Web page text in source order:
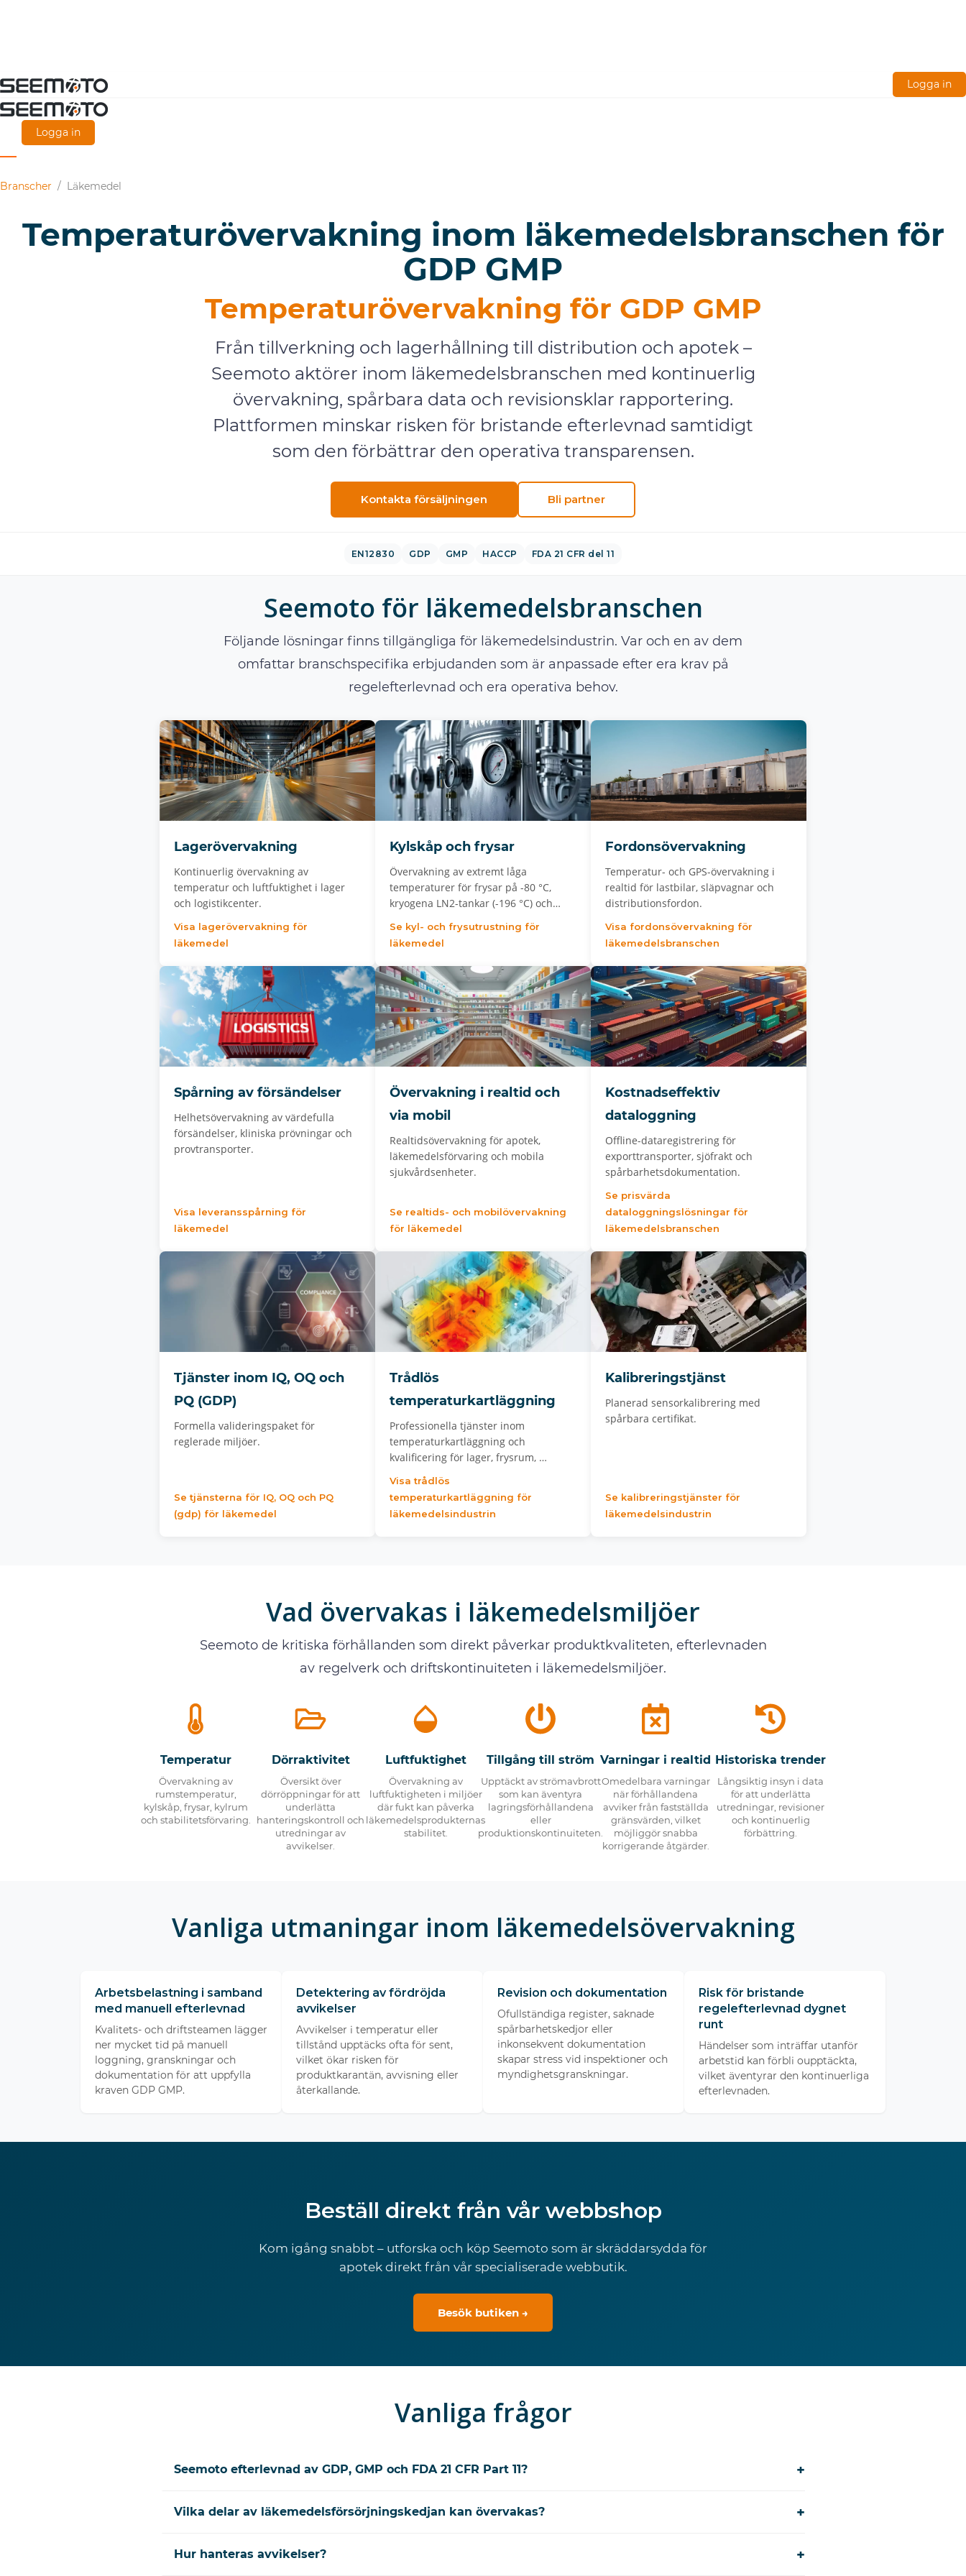
Gå
direkt
huvudinnehållet
Logga in
Logga in
Branscher / Läkemedel
Temperaturövervakning inom läkemedelsbranschen för
GDP GMP
Temperaturövervakning för GDP GMP
Från tillverkning och lagerhållning till distribution och apotek –
Seemoto aktörer inom läkemedelsbranschen med kontinuerlig
övervakning, spårbara data och revisionsklar rapportering.
Plattformen minskar risken för bristande efterlevnad samtidigt
som den förbättrar den operativa transparensen.
Kontakta försäljningen Bli partner
EN12830 GDP GMP HACCP FDA 21 CFR del 11
Seemoto för läkemedelsbranschen
Följande lösningar finns tillgängliga för läkemedelsindustrin. Var och en av dem
omfattar branschspecifika erbjudanden som är anpassade efter era krav på
regelefterlevnad och era operativa behov.
Lagerövervakning
Kontinuerlig övervakning av
temperatur och luftfuktighet i lager
och logistikcenter.
Visa lagerövervakning för
läkemedel
Kylskåp och frysar
Övervakning av extremt låga
temperaturer för frysar på -80 °C,
kryogena LN2-tankar (-196 °C) och…
Se kyl- och frysutrustning för
läkemedel
Fordonsövervakning
Temperatur- och GPS-övervakning i
realtid för lastbilar, släpvagnar och
distributionsfordon.
Visa fordonsövervakning för
läkemedelsbranschen
Spårning av försändelser
Helhetsövervakning av värdefulla
försändelser, kliniska prövningar och
provtransporter.
Visa leveransspårning för
läkemedel
Övervakning i realtid och
via mobil
Realtidsövervakning för apotek,
läkemedelsförvaring och mobila
sjukvårdsenheter.
Se realtids- och mobilövervakning
för läkemedel
Kostnadseffektiv
dataloggning
Offline-dataregistrering för
exporttransporter, sjöfrakt och
spårbarhetsdokumentation.
Se prisvärda
dataloggningslösningar för
läkemedelsbranschen
Tjänster inom IQ, OQ och
PQ (GDP)
Formella valideringspaket för
reglerade miljöer.
Se tjänsterna för IQ, OQ och PQ
(gdp) för läkemedel
Trådlös
temperaturkartläggning
Professionella tjänster inom
temperaturkartläggning och
kvalificering för lager, frysrum, …
Visa trådlös
temperaturkartläggning för
läkemedelsindustrin
Kalibreringstjänst
Planerad sensorkalibrering med
spårbara certifikat.
Se kalibreringstjänster för
läkemedelsindustrin
Vad övervakas i läkemedelsmiljöer
Seemoto de kritiska förhållanden som direkt påverkar produktkvaliteten, efterlevnaden
av regelverk och driftskontinuiteten i läkemedelsmiljöer.
Temperatur
Övervakning av
rumstemperatur,
kylskåp, frysar, kylrum
och stabilitetsförvaring.
Dörraktivitet
Översikt över
dörröppningar för att
underlätta
hanteringskontroll och
utredningar av
avvikelser.
Luftfuktighet
Övervakning av
luftfuktigheten i miljöer
där fukt kan påverka
läkemedelsprodukternas
stabilitet.
Tillgång till ström
Upptäckt av strömavbrott
som kan äventyra
lagringsförhållandena
eller
produktionskontinuiteten.
Varningar i realtid
Omedelbara varningar
när förhållandena
avviker från fastställda
gränsvärden, vilket
möjliggör snabba
korrigerande åtgärder.
Historiska trender
Långsiktig insyn i data
för att underlätta
utredningar, revisioner
och kontinuerlig
förbättring.
Vanliga utmaningar inom läkemedelsövervakning
Arbetsbelastning i samband
med manuell efterlevnad
Kvalitets- och driftsteamen lägger
ner mycket tid på manuell
loggning, granskningar och
dokumentation för att uppfylla
kraven GDP GMP.
Detektering av fördröjda
avvikelser
Avvikelser i temperatur eller
tillstånd upptäcks ofta för sent,
vilket ökar risken för
produktkarantän, avvisning eller
återkallande.
Revision och dokumentation
Ofullständiga register, saknade
spårbarhetskedjor eller
inkonsekvent dokumentation
skapar stress vid inspektioner och
myndighetsgranskningar.
Risk för bristande
regelefterlevnad dygnet
runt
Händelser som inträffar utanför
arbetstid kan förbli oupptäckta,
vilket äventyrar den kontinuerliga
efterlevnaden.
Beställ direkt från vår webbshop
Kom igång snabbt – utforska och köp Seemoto som är skräddarsydda för
apotek direkt från vår specialiserade webbutik.
Besök butiken →
Vanliga frågor
Seemoto efterlevnad av GDP, GMP och FDA 21 CFR Part 11? +
Vilka delar av läkemedelsförsörjningskedjan kan övervakas? +
Hur hanteras avvikelser? +